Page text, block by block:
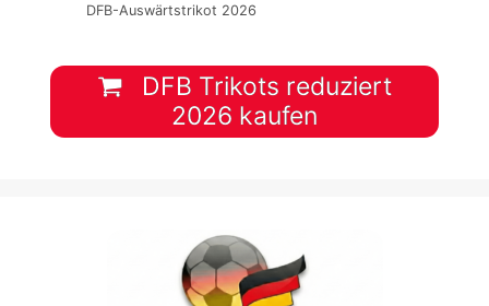
DFB-Auswärtstrikot 2026
DFB Trikots reduziert
2026 kaufen